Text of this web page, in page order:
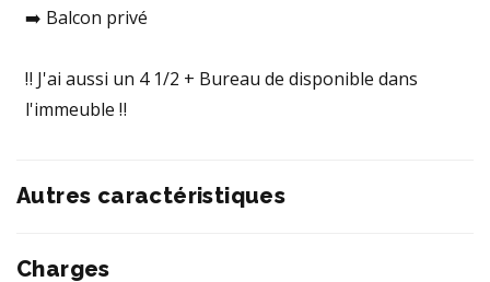
➡️ Balcon privé
‼️ J'ai aussi un 4 1/2 + Bureau de disponible dans
l'immeuble ‼️
Autres caractéristiques
Charges